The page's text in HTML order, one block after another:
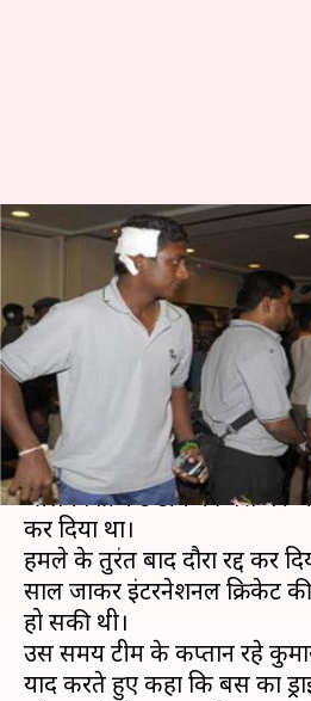
संगाकारा ने बताई
आतंकी हमले की पूरी
ड्राइवर ने बचाई थी
Neeraj Pandey Jun 05, 2020
क्या है खबर?
2009 में पाकिस्तान दौरे पर
श्रीलंका क्रिकेट टीम की बस पर
कर दिया था।
हमले के तुरंत बाद दौरा रद्द कर
साल जाकर इंटरनेशनल क्रिकेट
हो सकी थी।
उस समय टीम के कप्तान रहे
याद करते हुए कहा कि बस का